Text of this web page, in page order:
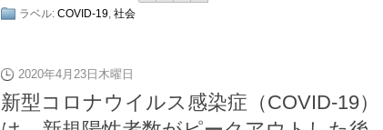
ラベル: COVID-19, 社会
2020年4月23日木曜日
新型コロナウイルス感染症（COVID-19）